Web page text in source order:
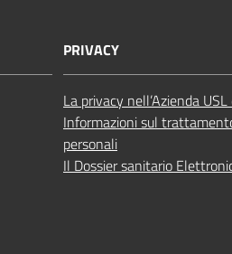
PRIVACY
La privacy nell’Azienda
Informazioni sul
personali
Il Dossier sanitario